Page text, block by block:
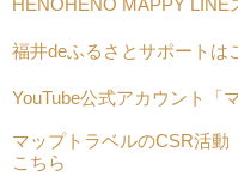
HENOHENO MAPPY LINE
福井deふるさとサポートは
YouTube公式アカウント「
マップトラベルのCSR活
こちら